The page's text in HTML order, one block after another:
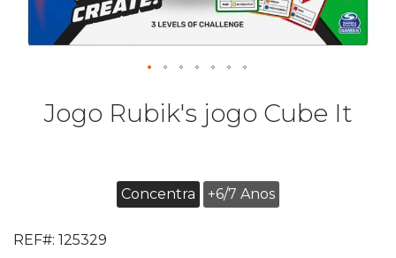
Jogo Rubik's jogo Cube It
Concentra +6/7 Anos
REF#: 125329